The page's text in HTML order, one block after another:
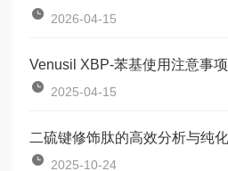
2026-04-15
Venusil XBP-苯基使用注意事项
2025-04-15
2025-10-24